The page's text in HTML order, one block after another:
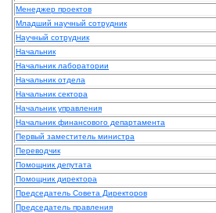
Менеджер проектов
Младший научный сотрудник
Научный сотрудник
Начальник
Начальник лаборатории
Начальник отдела
Начальник сектора
Начальник управления
Начальник финансового департамента
Первый заместитель министра
Переводчик
Помощник депутата
Помощник директора
Председатель Совета Директоров
Председатель правления